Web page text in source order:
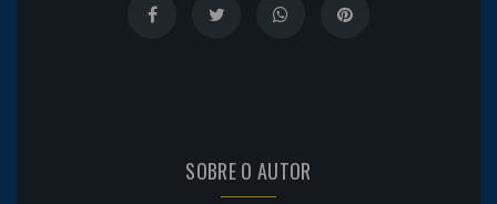
SOBRE O AUTOR